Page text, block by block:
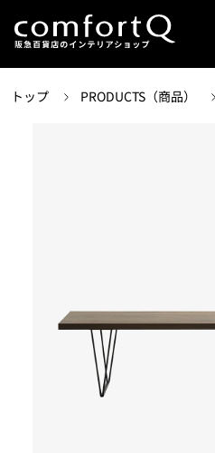
トップ PRODUCTS（商品）